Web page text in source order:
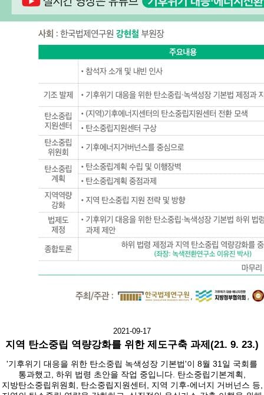
2021-09-17
지역 탄소중립 역량강화를 위한 제도구축 과제(21. 9. 23.)
'기후위기 대응을 위한 탄소중립 녹색성장 기본법'이 8월 31일 국회를
통과했고, 하위 법령 초안을 작업 중입니다. 탄소중립기본계획,
지방탄소중립위원회, 탄소중립지원센터, 지역 기후-에너지 거버넌스 등,